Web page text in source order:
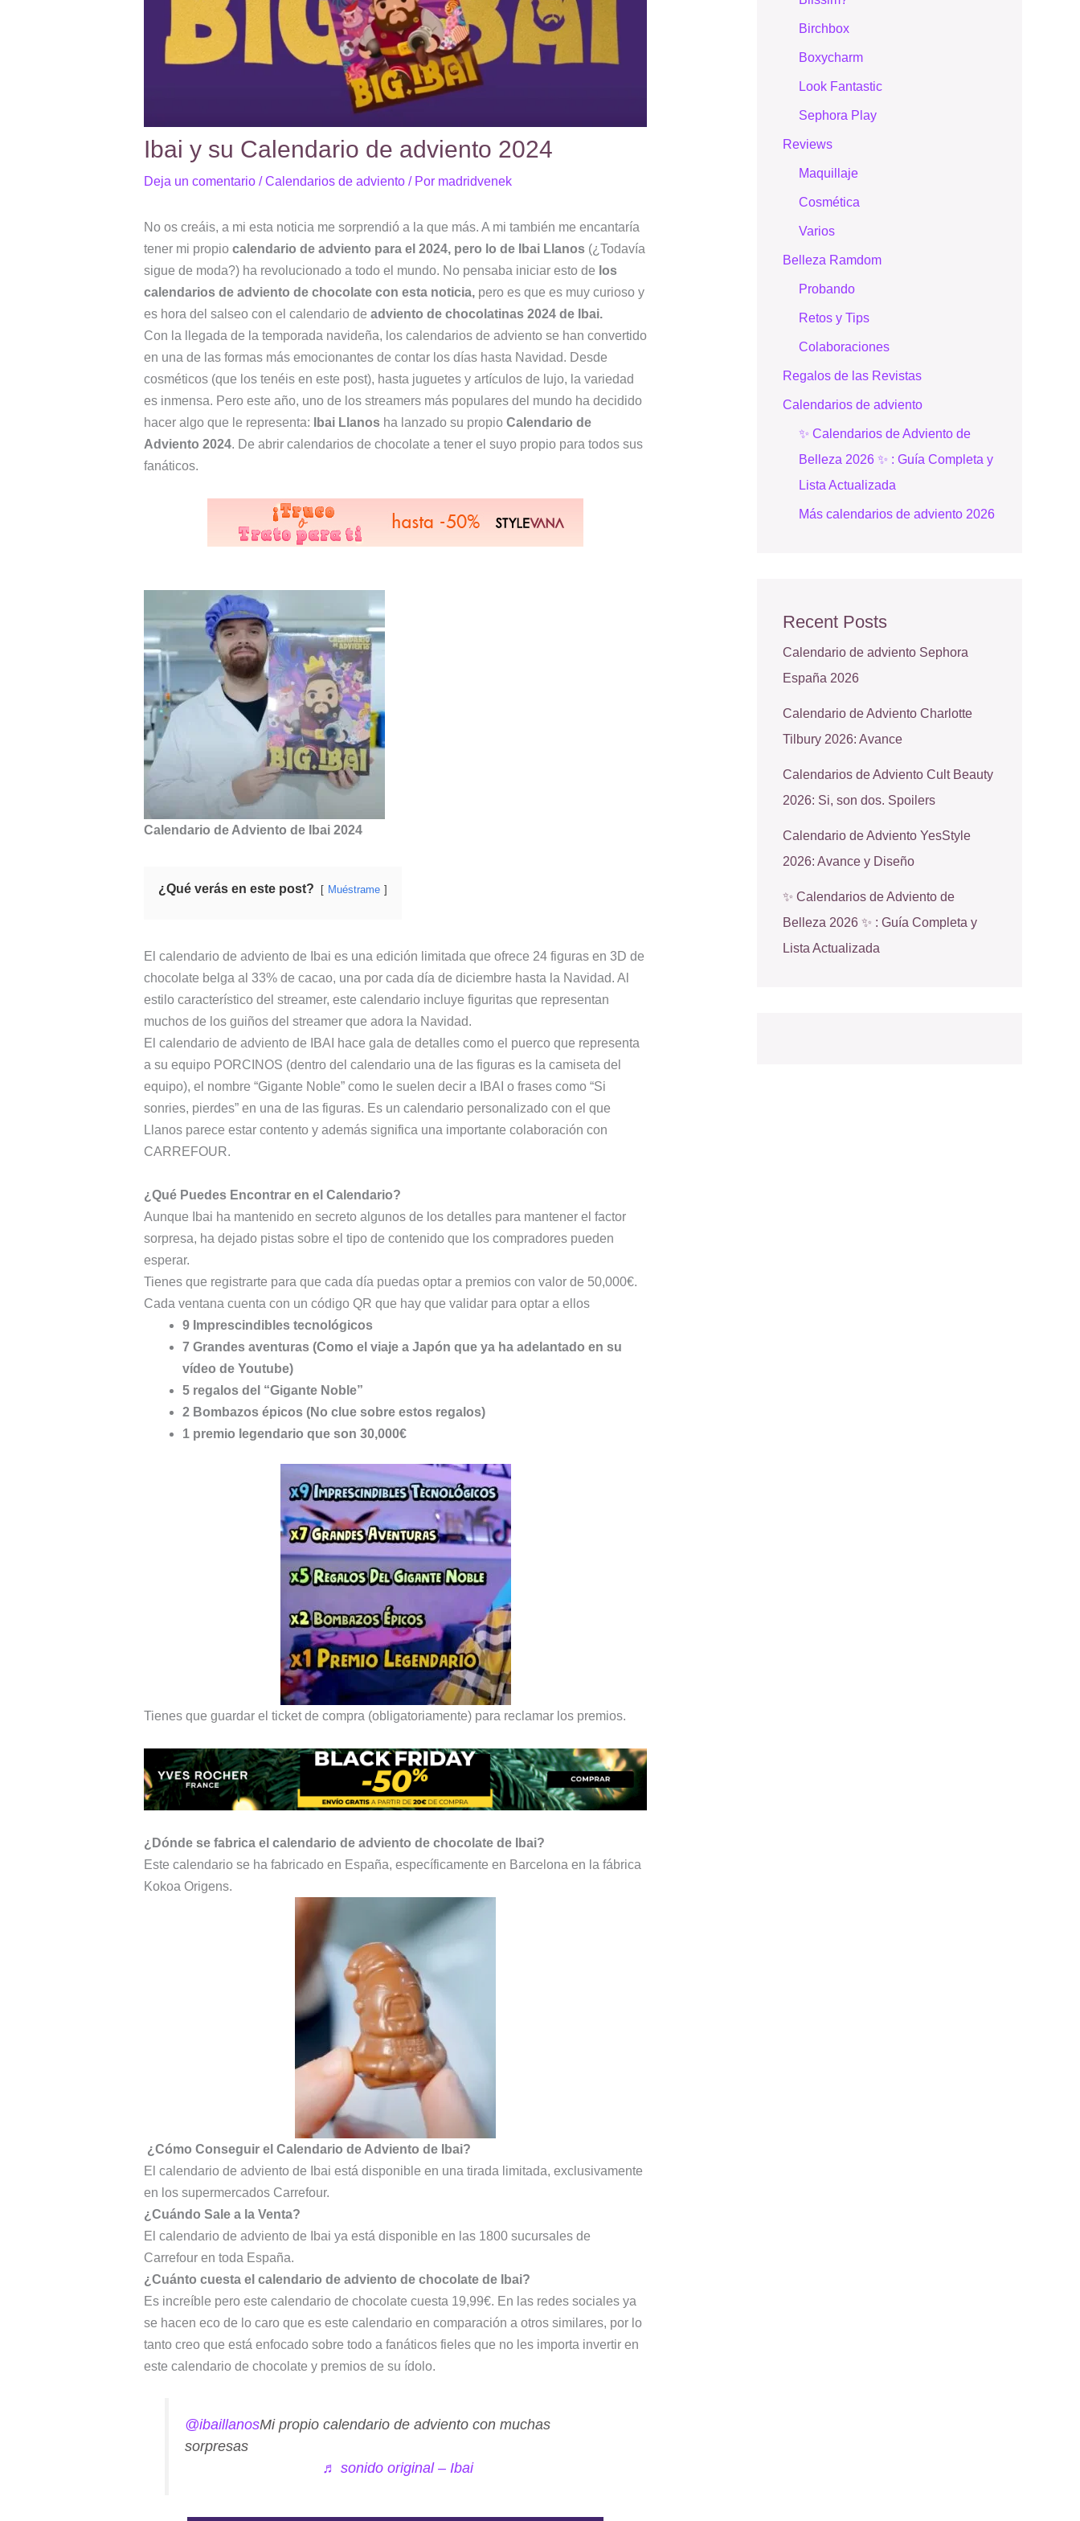
Ibai y su Calendario de adviento 2024
Deja un comentario /Calendarios de adviento/ Por madridvenek
No os creáis, a mi esta noticia me sorprendió a la que más. A mi también me encantaría
tener mi propio calendario de adviento para el 2024, pero lo de Ibai Llanos(¿Todavía
sigue de moda?) ha revolucionado a todo el mundo. No pensaba iniciar esto de los
calendarios de adviento de chocolate con esta noticia,pero es que es muy curioso y
es hora del salseo con el calendario de adviento de chocolatinas 2024 de Ibai.
Con la llegada de la temporada navideña, los calendarios de adviento se han convertido
en una de las formas más emocionantes de contar los días hasta Navidad. Desde
cosméticos (que los tenéis en este post), hasta juguetes y artículos de lujo, la variedad
es inmensa. Pero este año, uno de los streamers más populares del mundo ha decidido
hacer algo que le representa:
Ibai Llanosha lanzado su propio Calendario de
Adviento 2024. De abrir calendarios de chocolate a tener el suyo propio para todos sus
fanáticos.
Calendario de Adviento de Ibai 2024
¿Qué verás en este post? Muéstrame
El calendario de adviento de Ibai es una edición limitada que ofrece 24 figuras en 3D de
chocolate belga al 33% de cacao, una por cada día de diciembre hasta la Navidad. Al
estilo característico del streamer, este calendario incluye figuritas que representan
muchos de los guiños del streamer que adora la Navidad.
El calendario de adviento de IBAI hace gala de detalles como el puerco que representa
a su equipo PORCINOS (dentro del calendario una de las figuras es la camiseta del
equipo), el nombre “Gigante Noble” como le suelen decir a IBAI o frases como “Si
sonries, pierdes” en una de las figuras. Es un calendario personalizado con el que
Llanos parece estar contento y además significa una importante colaboración con
CARREFOUR.
¿Qué Puedes Encontrar en el Calendario?
Aunque Ibai ha mantenido en secreto algunos de los detalles para mantener el factor
sorpresa, ha dejado pistas sobre el tipo de contenido que los compradores pueden
esperar.
Tienes que registrarte para que cada día puedas optar a premios con valor de 50,000€.
Cada ventana cuenta con un código QR que hay que validar para optar a ellos
9 Imprescindibles tecnológicos
7 Grandes aventuras (Como el viaje a Japón que ya ha adelantado en su
vídeo de Youtube)
5 regalos del “Gigante Noble”
2 Bombazos épicos (No clue sobre estos regalos)
1 premio legendario que son 30,000€
Tienes que guardar el ticket de compra (obligatoriamente) para reclamar los premios.
¿Dónde se fabrica el calendario de adviento de chocolate de Ibai?
Este calendario se ha fabricado en España, específicamente en Barcelona en la fábrica
Kokoa Origens.
¿Cómo Conseguir el Calendario de Adviento de Ibai?
El calendario de adviento de Ibai está disponible en una tirada limitada, exclusivamente
en los supermercados Carrefour.
¿Cuándo Sale a la Venta?
El calendario de adviento de Ibai ya está disponible en las 1800 sucursales de
Carrefour en toda España.
¿Cuánto cuesta el calendario de adviento de chocolate de Ibai?
Es increíble pero este calendario de chocolate cuesta 19,99€. En las redes sociales ya
se hacen eco de lo caro que es este calendario en comparación a otros similares, por lo
tanto creo que está enfocado sobre todo a fanáticos fieles que no les importa invertir en
este calendario de chocolate y premios de su ídolo.
@ibaillanosMi propio calendario de adviento con muchas
sorpresas
♬ sonido original – Ibai
Birchbox
Boxycharm
Look Fantastic
Sephora Play
Reviews
Maquillaje
Cosmética
Varios
Belleza Ramdom
Probando
Retos y Tips
Colaboraciones
Regalos de las Revistas
Calendarios de adviento
✨ Calendarios de Adviento de
Belleza 2026 ✨ : Guía Completa y
Lista Actualizada
Más calendarios de adviento 2026
Recent Posts
Calendario de adviento Sephora
España 2026
Calendario de Adviento Charlotte
Tilbury 2026: Avance
Calendarios de Adviento Cult Beauty
2026: Si, son dos. Spoilers
Calendario de Adviento YesStyle
2026: Avance y Diseño
✨ Calendarios de Adviento de
Belleza 2026 ✨ : Guía Completa y
Lista Actualizada